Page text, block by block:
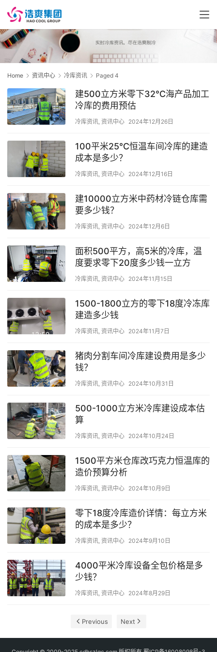
Home 资讯中心 冷库资讯 Paged 4
建500立方米零下32℃海产品加工
冷库的费用预估
冷库资讯, 资讯中心 2024年12月26日
100平米25℃恒温车间冷库的建造
成本是多少？
冷库资讯, 资讯中心 2024年12月16日
建10000立方米中药材冷链仓库需
要多少钱？
冷库资讯, 资讯中心 2024年12月6日
面积500平方，高5米的冷库，温
度要求零下20度多少钱一立方
冷库资讯, 资讯中心 2024年11月15日
1500-1800立方的零下18度冷冻库
建造多少钱
冷库资讯, 资讯中心 2024年11月7日
猪肉分割车间冷库建设费用是多少
钱？
冷库资讯, 资讯中心 2024年10月31日
500-1000立方米冷库建设成本估
算
冷库资讯, 资讯中心 2024年10月24日
1500平方米仓库改巧克力恒温库的
造价预算分析
冷库资讯, 资讯中心 2024年10月9日
零下18度冷库造价详情：每立方米
的成本是多少？
冷库资讯, 资讯中心 2024年9月10日
4000平米冷库设备全包价格是多
少钱？
冷库资讯, 资讯中心 2024年8月29日
Previous Next